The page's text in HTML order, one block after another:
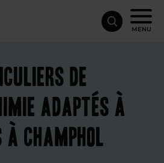
MENU
de
adaptés à
Champhol